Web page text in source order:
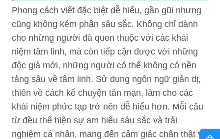
Phong cách viết đặc biệt dễ hiểu, gần gũi nhưng
cũng không kém phần sâu sắc. Không chỉ dành
cho những người đã quen thuộc với các khái
niệm tâm linh, mà còn tiếp cận được với những
độc giả mới, những người có thể không có nền
tảng sâu về tâm linh. Sử dụng ngôn ngữ giản dị,
thiên về cách kể chuyện tản mạn, làm cho các
khái niệm phức tạp trở nên dễ hiểu hơn. Mỗi câu
từ đều thể hiện sự am hiểu sâu sắc và trải
nghiệm cá nhân, mang đến cảm giác chân thật và